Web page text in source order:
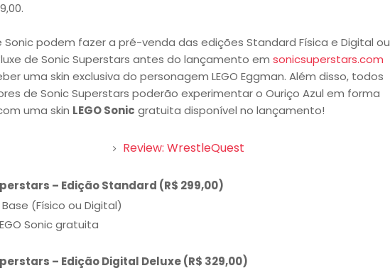
Sonic podem fazer a pré-venda das edições Standard Física e Digital ou
de Sonic Superstars antes do lançamento em sonicsuperstars.com
uma skin exclusiva do personagem LEGO Eggman. Além disso, todos
de Sonic Superstars poderão experimentar o Ouriço Azul em forma
uma skin LEGO Sonic gratuita disponível no lançamento!
Review: WrestleQuest
– Edição Standard (R$ 299,00)
(Físico ou Digital)
Sonic gratuita
– Edição Digital Deluxe (R$ 329,00)